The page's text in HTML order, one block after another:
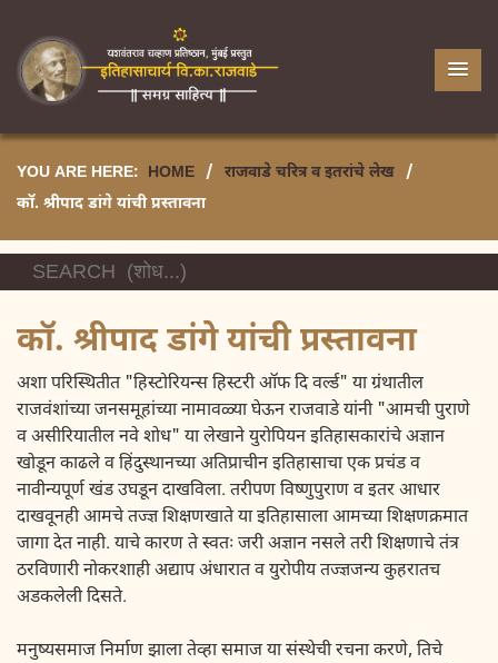
YOU ARE HERE: HOME / राजवाडे चरित्र व इतरांचे लेख /
कॉ. श्रीपाद डांगे यांची प्रस्तावना
कॉ. श्रीपाद डांगे यांची प्रस्तावना
अशा परिस्थितीत "हिस्टोरियन्स हिस्टरी ऑफ दि वर्ल्ड" या ग्रंथातील
राजवंशांच्या जनसमूहांच्या नामावळ्या घेऊन राजवाडे यांनी "आमची पुराणे
व असीरियातील नवे शोध" या लेखाने युरोपियन इतिहासकारांचे अज्ञान
खोडून काढले व हिंदुस्थानच्या अतिप्राचीन इतिहासाचा एक प्रचंड व
नावीन्यपूर्ण खंड उघडून दाखविला. तरीपण विष्णुपुराण व इतर आधार
दाखवूनही आमचे तज्ज्ञ शिक्षणखाते या इतिहासाला आमच्या शिक्षणक्रमात
जागा देत नाही. याचे कारण ते स्वतः जरी अज्ञान नसले तरी शिक्षणाचे तंत्र
ठरविणारी नोकरशाही अद्याप अंधारात व युरोपीय तज्ज्ञजन्य कुहरातच
अडकलेली दिसते.
मनुष्यसमाज निर्माण झाला तेव्हा समाज या संस्थेची रचना करणे, तिचे